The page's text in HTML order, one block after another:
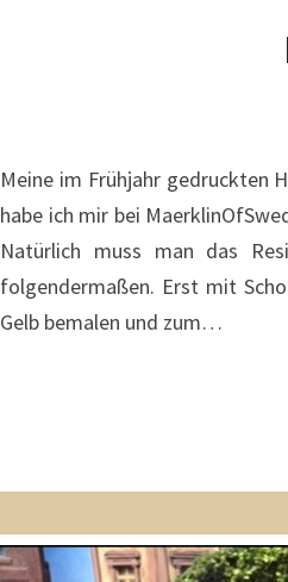
Meine im Frühjahr gedruckten
habe ich mir bei
Natürlich muss man das
folgendermaßen. Erst mit
Gelb bemalen und zum…